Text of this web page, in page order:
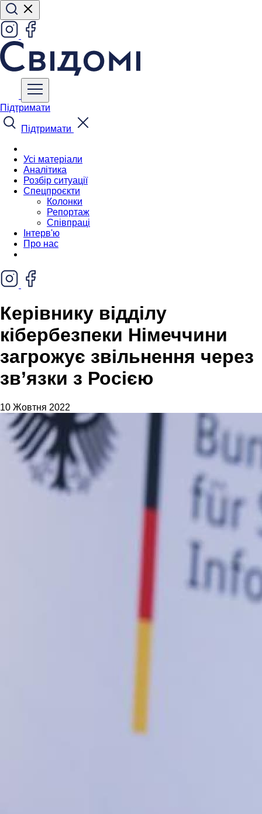
Підтримати
Підтримати
Усі матеріали
Аналітика
Розбір ситуації
Спецпроєкти
Колонки
Репортаж
Співпраці
Інтерв'ю
Про нас
Керівнику відділу
кібербезпеки Німеччини
загрожує звільнення через
зв’язки з Росією
10 Жовтня 2022